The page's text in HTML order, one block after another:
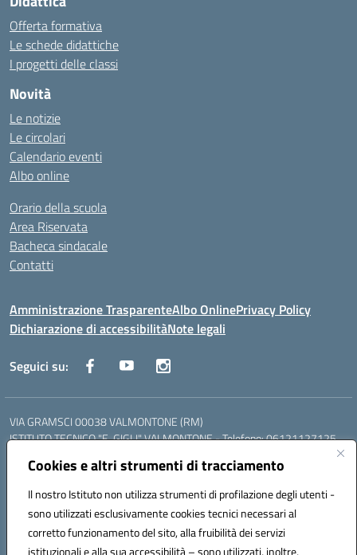
Cookies e altri strumenti di tracciamento
Il nostro Istituto non utilizza strumenti di profilazione degli utenti -
sono utilizzati esclusivamente cookies tecnici necessari al
corretto funzionamento del sito, alla fruibilità dei servizi
istituzionali e alla sua accessibilità – sono utilizzati, inoltre,
Offerta formativa
Le schede didattiche
I progetti delle classi
Novità
Le notizie
Le circolari
Calendario eventi
Albo online
Orario della scuola
Area Riservata
Bacheca sindacale
Contatti
Amministrazione TrasparenteAlbo OnlinePrivacy Policy
Dichiarazione di accessibilitàNote legali
Seguici su:
VIA GRAMSCI 00038 VALMONTONE (RM)
ISTITUTO TECNICO "E. GIGLI" VALMONTONE - Telefono: 06121127125
06121126825
LICEO DELLE SCIENZE UMANE "P.L. NERVI" SEGNI - Telefono:
Mail: RMIS099002@istruzione.it - PEC: RMIS099002@pec.istruzione.it
Codice meccanografico: RMIS099002